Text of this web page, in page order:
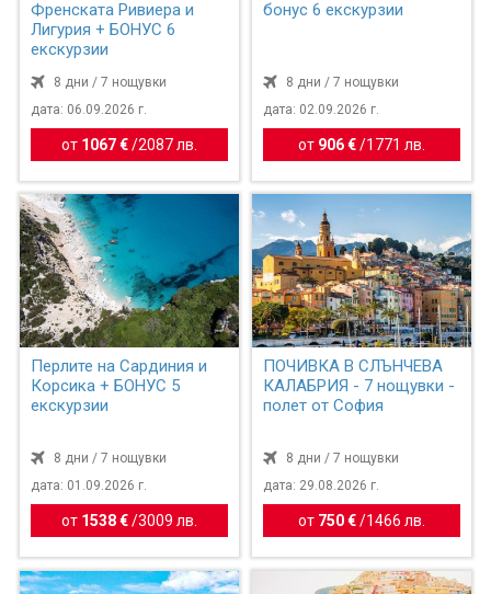
Френската Ривиера и
Лигурия + БОНУС 6
екскурзии
8 дни / 7 нощувки
дата: 06.09.2026 г.
от 1067 € /2087 лв.
бонус 6 екскурзии
8 дни / 7 нощувки
дата: 02.09.2026 г.
от 906 €/ 1771 лв.
Перлите на Сардиния и
Корсика + БОНУС 5
екскурзии
8 дни / 7 нощувки
дата: 01.09.2026 г.
от 1538 € /3009 лв.
ПОЧИВКА В СЛЪНЧЕВА
КАЛАБРИЯ - 7 нощувки -
полет от София
8 дни / 7 нощувки
дата: 29.08.2026 г.
от 750 €/ 1466 лв.